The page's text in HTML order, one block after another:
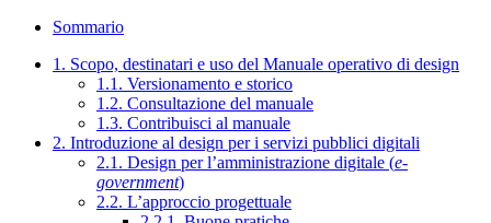
Sommario
1. Scopo, destinatari e uso del Manuale operativo di design
1.1. Versionamento e storico
1.2. Consultazione del manuale
1.3. Contribuisci al manuale
2. Introduzione al design per i servizi pubblici digitali
2.1. Design per l’amministrazione digitale (e-
government)
2.2. L’approccio progettuale